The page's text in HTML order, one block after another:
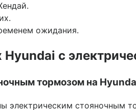
ожидания.
с
тормозом на
электрическим стояночным